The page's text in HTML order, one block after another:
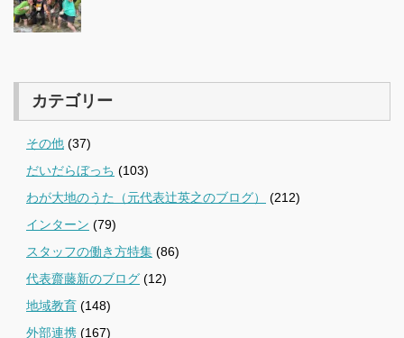
カテゴリー
その他 (37)
だいだらぼっち (103)
わが大地のうた（元代表辻英之のブログ）
(212)
インターン (79)
スタッフの働き方特集 (86)
代表齋藤新のブログ (12)
地域教育 (148)
外部連携 (167)